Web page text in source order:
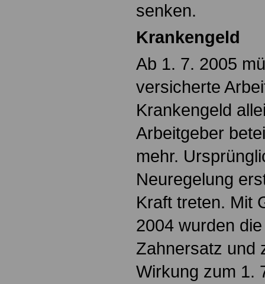
senken.
Krankengeld
Ab 1. 7. 2005
versicherte
Krankengeld
Arbeitgeber
mehr.
Neuregelung
Kraft treten. Mit
2004 wurden
Zahnersatz und
Wirkung zum 1.